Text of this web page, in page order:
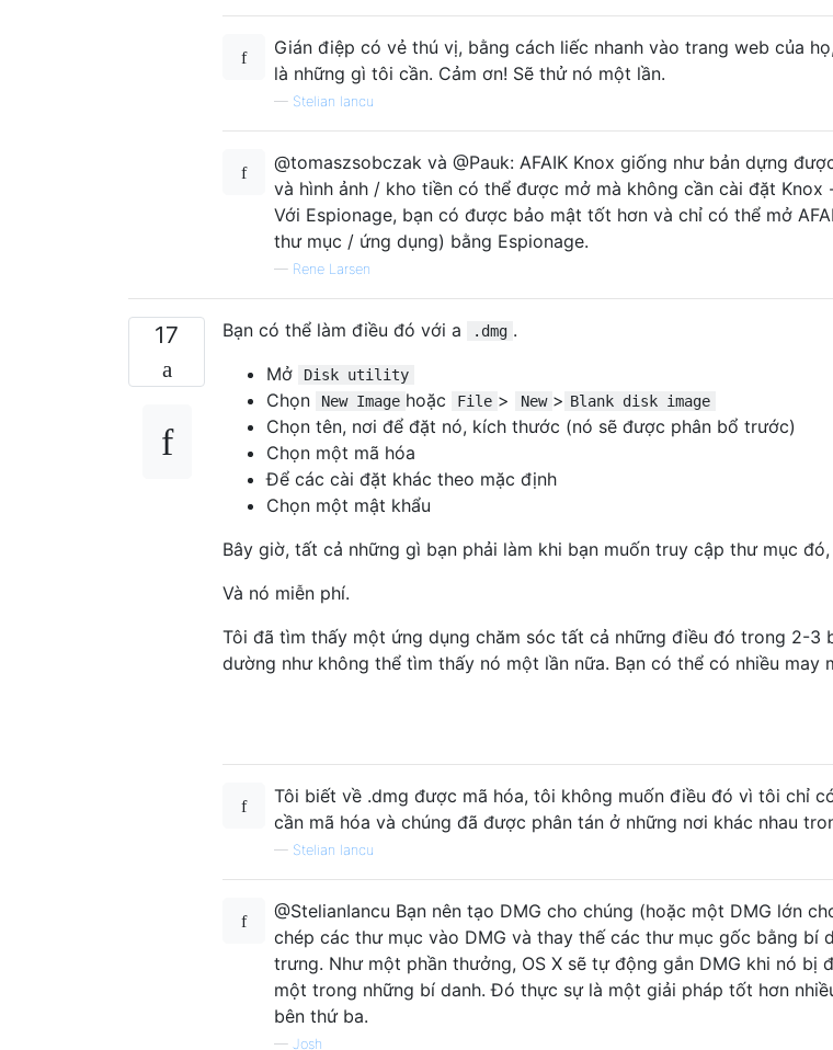
Gián điệp có vẻ thú vị, bằng cách liếc nhanh vào trang web của
là những gì tôi cần. Cảm ơn! Sẽ thử nó một lần.
— Stelian Iancu
@tomaszsobczak và @Pauk: AFAIK Knox giống như bản dựng
và hình ảnh / kho tiền có thể được mở mà không cần cài đặt
Với Espionage, bạn có được bảo mật tốt hơn và chỉ có thể mở
thư mục / ứng dụng) bằng Espionage.
— Rene Larsen
17 Bạn có thể làm điều đó với a .dmg .
Mở
Disk utility
Chọn New Image hoặc File > New > Blank disk image
Chọn tên, nơi để đặt nó, kích thước (nó sẽ được phân bổ trước)
Chọn một mã hóa
Để các cài đặt khác theo mặc định
Chọn một mật khẩu
Bây giờ, tất cả những gì bạn phải làm khi bạn muốn truy cập thư mục
Và nó miễn phí.
Tôi đã tìm thấy một ứng dụng chăm sóc tất cả những điều đó trong 2-3
dường như không thể tìm thấy nó một lần nữa. Bạn có thể có nhiều may
Tôi biết về .dmg được mã hóa, tôi không muốn điều đó vì tôi chỉ
cần mã hóa và chúng đã được phân tán ở những nơi khác nhau
— Stelian Iancu
@StelianIancu Bạn nên tạo DMG cho chúng (hoặc một DMG lớn
chép các thư mục vào DMG và thay thế các thư mục gốc bằng bí
trưng. Như một phần thưởng, OS X sẽ tự động gắn DMG khi nó bị
một trong những bí danh. Đó thực sự là một giải pháp tốt hơn
bên thứ ba.
— Josh